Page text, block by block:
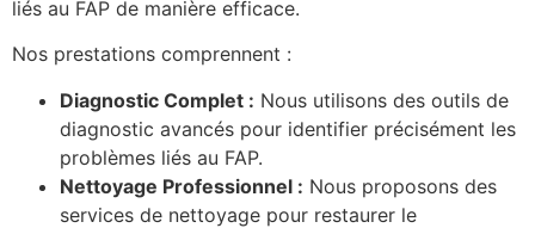
liés au FAP de manière efficace.
Nos prestations comprennent :
Diagnostic Complet : Nous utilisons des outils de
diagnostic avancés pour identifier précisément les
problèmes liés au FAP.
Nettoyage Professionnel : Nous proposons des
services de nettoyage pour restaurer le